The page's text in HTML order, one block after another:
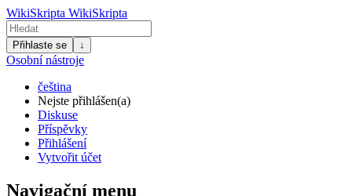
WikiSkripta WikiSkripta
Přihlaste se ↓
Osobní nástroje
čeština
Nejste přihlášen(a)
Diskuse
Příspěvky
Přihlášení
Vytvořit účet
Navigační menu